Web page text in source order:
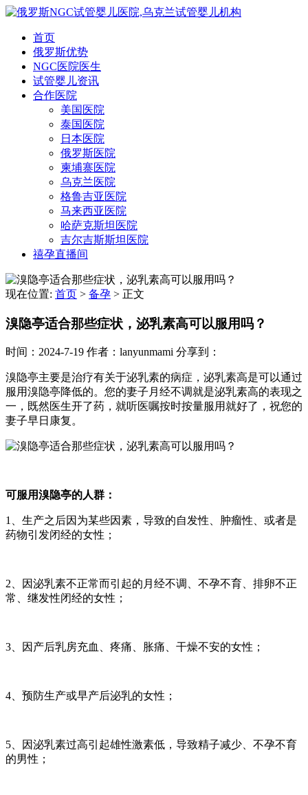
首页
俄罗斯优势
NGC医院医生
试管婴儿资讯
合作医院
美国医院
泰国医院
日本医院
俄罗斯医院
柬埔寨医院
乌克兰医院
格鲁吉亚医院
马来西亚医院
哈萨克斯坦医院
吉尔吉斯斯坦医院
禧孕直播间
现在位置: 首页 > 备孕 > 正文
溴隐亭适合那些症状，泌乳素高可以服用吗？
时间：2024-7-19 作者：lanyunmami 分享到：
溴隐亭主要是治疗有关于泌乳素的病症，泌乳素高是可以通过
服用溴隐亭降低的。您的妻子月经不调就是泌乳素高的表现之
一，既然医生开了药，就听医嘱按时按量服用就好了，祝您的
妻子早日康复。
可服用溴隐亭的人群：
1、生产之后因为某些因素，导致的自发性、肿瘤性、或者是
药物引发闭经的女性；
2、因泌乳素不正常而引起的月经不调、不孕不育、排卵不正
常、继发性闭经的女性；
3、因产后乳房充血、疼痛、胀痛、干燥不安的女性；
4、预防生产或早产后泌乳的女性；
5、因泌乳素过高引起雄性激素低，导致精子减少、不孕不育
的男性；